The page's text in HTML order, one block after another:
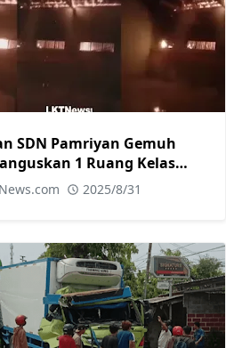
SDN Pamriyan Gemuh
1 Ruang Kelas
2025/8/31